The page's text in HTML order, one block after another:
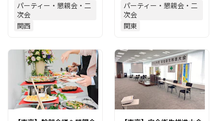
パーティー・懇親会・二
次会
関西
パーティー・懇親会・二
次会
関東